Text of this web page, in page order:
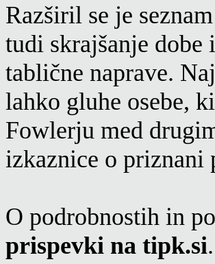
Razširil se je
tudi skrajšanje dobe
tablične naprave.
lahko gluhe osebe,
Fowlerju med
izkaznice o priznani
O podrobnostih in
prispevki na tipk.si